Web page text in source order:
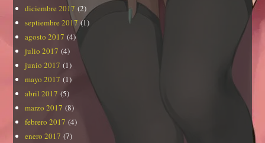
diciembre 2017 (2)
septiembre 2017 (1)
agosto 2017 (4)
julio 2017 (4)
junio 2017 (1)
mayo 2017 (1)
abril 2017 (5)
marzo 2017 (8)
febrero 2017 (4)
enero 2017 (7)